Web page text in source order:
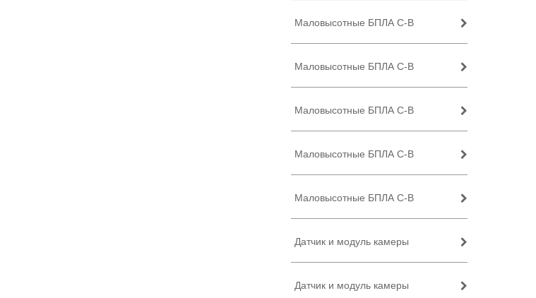
Маловысотные БПЛА C-B
Маловысотные БПЛА C-B
Маловысотные БПЛА C-B
Маловысотные БПЛА C-B
Маловысотные БПЛА C-B
Датчик и модуль камеры
Датчик и модуль камеры